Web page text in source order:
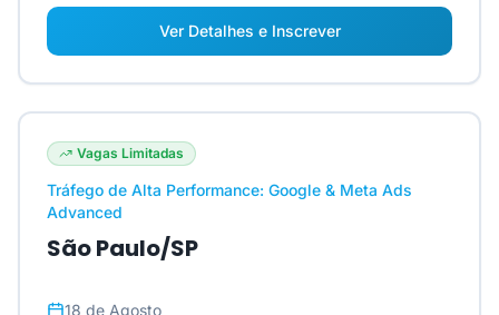
Ver Detalhes e Inscrever
Vagas Limitadas
Tráfego de Alta Performance: Google & Meta Ads
Advanced
São Paulo/SP
18 de Agosto